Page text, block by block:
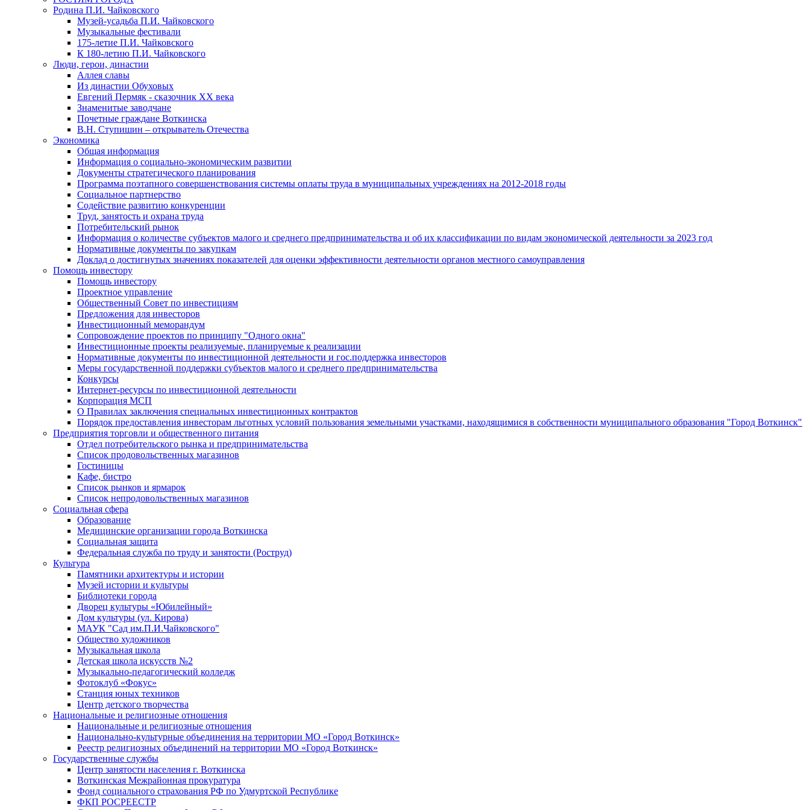
Родина П.И. Чайковского
Музей-усадьба П.И. Чайковского
Музыкальные фестивали
175-летие П.И. Чайковского
К 180-летию П.И. Чайковского
Люди, герои, династии
Аллея славы
Из династии Обуховых
Евгений Пермяк - сказочник XX века
Знаменитые заводчане
Почетные граждане Воткинска
В.Н. Ступишин – открыватель Отечества
Экономика
Общая информация
Информация о социально-экономическим развитии
Документы стратегического планирования
Программа поэтапного совершенствования системы оплаты труда в муниципальных учреждениях на 2012-2018 годы
Социальное партнерство
Содействие развитию конкуренции
Труд, занятость и охрана труда
Потребительский рынок
Информация о количестве субъектов малого и среднего предпринимательства и об их классификации по видам экономической деятельности за 2023 год
Нормативные документы по закупкам
Доклад о достигнутых значениях показателей для оценки эффективности деятельности органов местного самоуправления
Помощь инвестору
Помощь инвестору
Проектное управление
Общественный Совет по инвестициям
Предложения для инвесторов
Инвестиционный меморандум
Сопровождение проектов по принципу "Oдного окна"
Инвестиционные проекты реализуемые, планируемые к реализации
Нормативные документы по инвестиционной деятельности и гос.поддержка инвесторов
Меры государственной поддержки субъектов малого и среднего предпринимательства
Конкурсы
Интернет-ресурсы по инвестиционной деятельности
Корпорация МСП
О Правилах заключения специальных инвестиционных контрактов
Порядок предоставления инвесторам льготных условий пользования земельными участками, находящимися в собственности муниципального образования "Город Воткинск"
Предприятия торговли и общественного питания
Отдел потребительского рынка и предпринимательства
Список продовольственных магазинов
Гостиницы
Кафе, бистро
Cписок рынков и ярмарок
Список непродовольственных магазинов
Социальная сфера
Образование
Медицинские организации города Воткинска
Социальная защита
Федеральная служба по труду и занятости (Роструд)
Культура
Памятники архитектуры и истории
Музей истории и культуры
Библиотеки города
Дворец культуры «Юбилейный»
Дом культуры (ул. Кирова)
МАУК "Сад им.П.И.Чайковского"
Общество художников
Музыкальная школа
Детская школа искусств №2
Музыкально-педагогический колледж
Фотоклуб «Фокус»
Станция юных техников
Центр детского творчества
Национальные и религиозные отношения
Национальные и религиозные отношения
Национально-культурные объединения на территории МО «Город Воткинск»
Реестр религиозных объединений на территории МО «Город Воткинск»
Государственные службы
Центр занятости населения г. Воткинска
Воткинская Межрайонная прокуратура
Фонд социального страхования РФ по Удмуртской Республике
ФКП РОСРЕЕСТР